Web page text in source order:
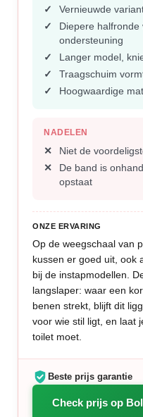
Vernieuwde
Diepere halfronde
ondersteuning
Langer model,
Traagschuim
Hoogwaardige
NADELEN
Niet de
De band is
opstaat
ONZE ERVARING
Op de weegschaal van
kussen er goed uit, ook
bij de instapmodellen.
langslaper: waar een
benen strekt, blijft dit
voor wie stil ligt, en laat
toilet moet.
Beste prijs garantie
Check prijs op